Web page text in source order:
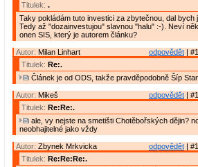
Titulek: .
Taky pokládám tuto investici za zbytečnou, dal bych
Tedy až "dozainvestujou" slavnou "halu" :-). Neví
onen SIS, který je autorem článku?
odpovědět |
Autor: Milan Linhart
Titulek: Re:.
Článek je od ODS, takže pravděpodobně Šíp
odpovědět |
Autor: Mikeš
Titulek: Re:Re:.
ale, vy nejste na smetišti Chotěbořských dějin?
neobhajitelné jako vždy
odpovědět |
Autor: Zbynek Mrkvicka
Titulek: Re:Re:Re:.